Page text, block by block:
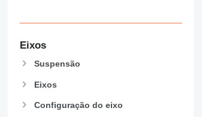
Eixos
Suspensão
Eixos
Configuração do eixo